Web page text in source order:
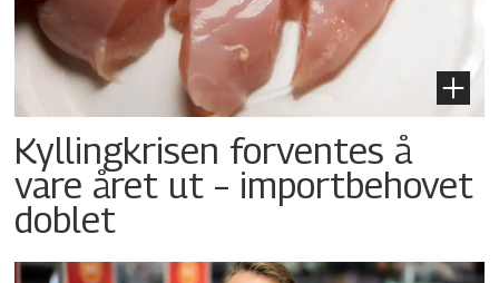
Kyllingkrisen forventes å
vare året ut – importbehovet
doblet